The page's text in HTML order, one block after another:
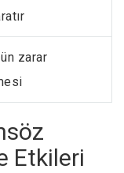
zarar
Etkileri